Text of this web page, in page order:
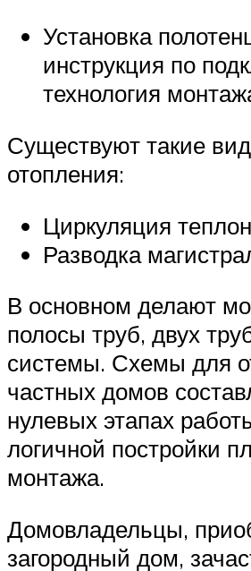
Установка
инструкция по
технология
Существуют такие
отопления:
Циркуляция
Разводка
В основном делают
полосы труб, двух
системы. Схемы для
частных домов
нулевых этапах
логичной постройки
монтажа.
Домовладельцы,
загородный дом,